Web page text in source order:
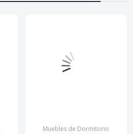
Muebles de Dormitorio